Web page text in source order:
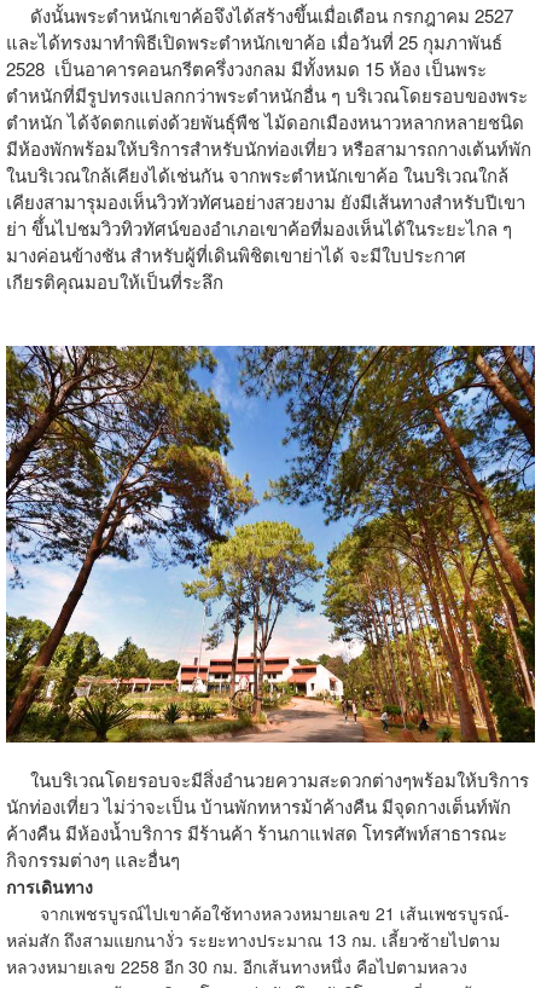
ดังนั้นพระตำหนักเขาค้อจึงได้สร้างขึ้นเมื่อเดือน กรกฎาคม 2527
และได้ทรงมาทำพิธีเปิดพระตำหนักเขาค้อ เมื่อวันที่ 25 กุมภาพันธ์
2528 เป็นอาคารคอนกรีตครึ่งวงกลม มีทั้งหมด 15 ห้อง เป็นพระ
ตำหนักที่มีรูปทรงแปลกกว่าพระตำหนักอื่น ๆ บริเวณโดยรอบของพระ
ตำหนัก ได้จัดตกแต่งด้วยพันธุ์พืช ไม้ดอกเมืองหนาวหลากหลายชนิด
มีห้องพักพร้อมให้บริการสำหรับนักท่องเที่ยว หรือสามารถกางเต้นท์พัก
ในบริเวณใกล้เคียงได้เช่นกัน จากพระตำหนักเขาค้อ ในบริเวณใกล้
เคียงสามารุมองเห็นวิวทัวทัศนอย่างสวยงาม ยังมีเส้นทางสำหรับปีเขา
ย่า ขึ้่นไปชมวิวทิวทัศน์ของอำเภอเขาค้อที่มองเห็นได้ในระยะไกล ๆ
มางค่อนข้างชัน สำหรับผู้ที่เดินพิชิตเขาย่าได้ จะมีใบประกาศ
เกียรติคุณมอบให้เป็นที่ระลึก
ในบริเวณโดยรอบจะมีสิ่งอำนวยความสะดวกต่างๆพร้อมให้บริการ
นักท่องเที่ยว ไม่ว่าจะเป็น บ้านพักทหารม้าค้างคืน มีจุดกางเต็นท์พัก
ค้างคืน มีห้องน้ำบริการ มีร้านค้า ร้านกาแฟสด โทรศัพท์สาธารณะ
กิจกรรมต่างๆ และอื่นๆ
การเดินทาง
จากเพชรบูรณ์ไปเขาค้อใช้ทางหลวงหมายเลข 21 เส้นเพชรบูรณ์-
หล่มสัก ถึงสามแยกนางั่ว ระยะทางประมาณ 13 กม. เลี้ยวซ้ายไปตาม
หลวงหมายเลข 2258 อีก 30 กม. อีกเส้นทางหนึ่ง คือไปตามหลวง